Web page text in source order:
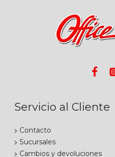
Servicio al Cliente
Contacto
Sucursales
Cambios y devoluciones